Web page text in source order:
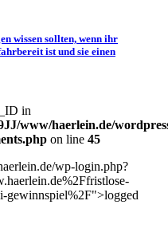
wissen sollten, wenn ihr
ist und sie einen
in
www/haerlein.de/
on line 45
wp-login.php?
gewinnspiel%2F">logged